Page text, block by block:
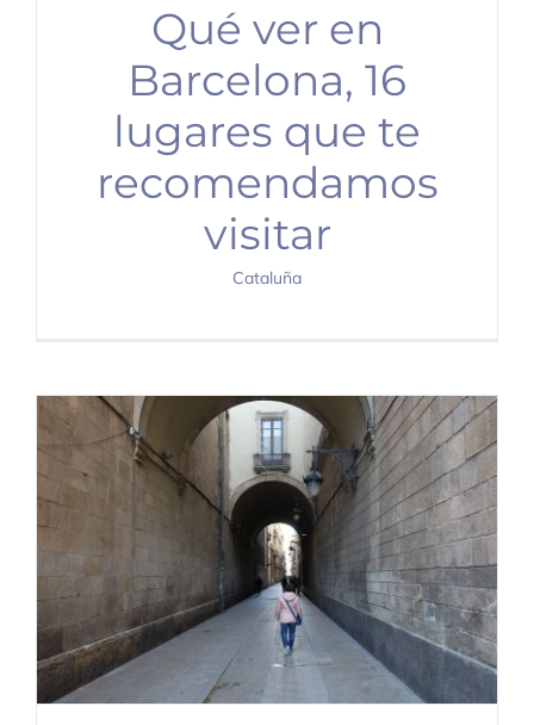
Qué ver en
Barcelona, 16
lugares que te
recomendamos
visitar
Cataluña